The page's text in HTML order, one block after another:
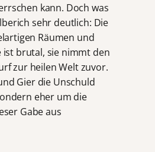
kann. Doch was
sehr deutlich: Die
Räumen und
ist brutal, sie nimmt den
zur heilen Welt zuvor.
Gier die Unschuld
eher um die
Gabe aus